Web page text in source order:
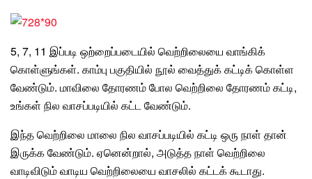
5, 7, 11 இப்படி ஒற்றைப்படையில் வெற்றிலையை வாங்கிக்
கொள்ளுங்கள். காம்பு பகுதியில் நூல் வைத்துக் கட்டிக் கொள்ள
வேண்டும். மாவிலை தோரணம் போல வெற்றிலை தோரணம் கட்டி,
உங்கள் நில வாசப்படியில் கட்ட வேண்டும்.
இந்த வெற்றிலை மாலை நில வாசப்படியில் கட்டி ஒரு நாள் தான்
இருக்க வேண்டும். ஏனென்றால், அடுத்த நாள் வெற்றிலை
வாடிவிடும் வாடிய வெற்றிலையை வாசலில் கட்டக் கூடாது.